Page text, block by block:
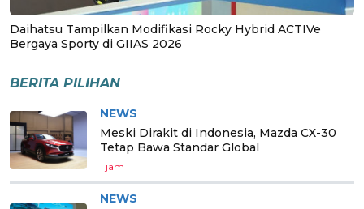
Daihatsu Tampilkan Modifikasi Rocky Hybrid ACTIVe
Bergaya Sporty di GIIAS 2026
BERITA PILIHAN
NEWS
Meski Dirakit di Indonesia, Mazda CX-30
Tetap Bawa Standar Global
1 jam
NEWS